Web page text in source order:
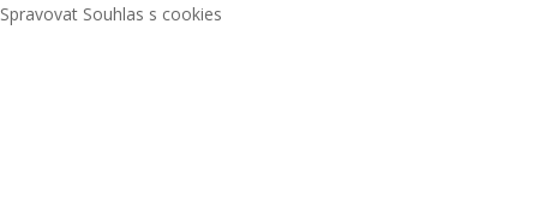
Spravovat Souhlas s cookies